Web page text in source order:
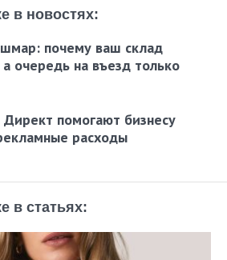
в новостях:
почему ваш склад
очередь на въезд только
помогают бизнесу
расходы
в статьях: